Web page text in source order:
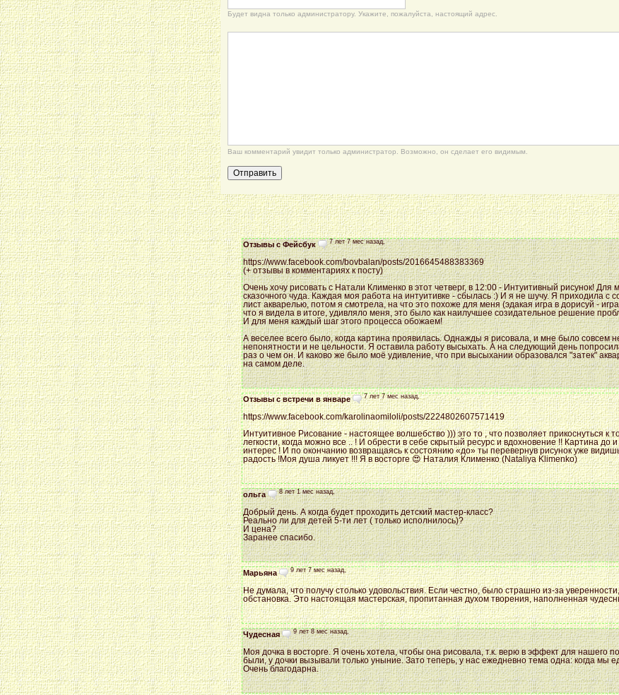
Будет видна только администратору. Укажите, пожалуйста, настоящий адрес.
Ваш комментарий увидит только администратор. Возможно, он сделает его видимым.
Отзывы с Фейсбук 7 лет 7 мес назад,
https://www.facebook.com/bovbalan/posts/2016645488383369
(+ отзывы в комментариях к посту)
Очень хочу рисовать с Натали Клименко в этот четверг, в 12:00 - Интуитивный рисунок!
сказочного чуда. Каждая моя работа на интуитивке - сбылась :) И я не шучу. Я приходила
лист акварелью, потом я смотрела, на что это похоже для меня (эдакая игра в дорисуй -
что я видела в итоге, удивляло меня, это было как наилучшее созидательное решение
И для меня каждый шаг этого процесса обожаем!
А веселее всего было, когда картина проявилась. Однажды я рисовала, и мне было совсем
непонятности и не цельности. Я оставила работу высыхать. А на следующий день
раз о чем он. И каково же было моё удивление, что при высыхании образовался "затек"
на самом деле.
Отзывы с встречи в январе 7 лет 7 мес назад,
https://www.facebook.com/karolinaomiloli/posts/2224802607571419
Интуитивное Рисование - настоящее волшебство ))) это то , что позволяет прикоснуться к
легкости, когда можно все .. ! И обрести в себе скрытый ресурс и вдохновение !! Картина
интерес ! И по окончанию возвращаясь к состоянию «до» ты перевернув рисунок уже
радость !Моя душа ликует !!! Я в восторге 😍 Наталия Клименко (Nataliya Klimenko)
ольга 8 лет 1 мес назад,
Добрый день. А когда будет проходить детский мастер-класс?
Реально ли для детей 5-ти лет ( только исполнилось)?
И цена?
Заранее спасибо.
Марьяна 9 лет 7 мес назад,
Не думала, что получу столько удовольствия. Если честно, было страшно из-за
обстановка. Это настоящая мастерская, пропитанная духом творения, наполненная
Чудесная 9 лет 8 мес назад,
Моя дочка в восторге. Я очень хотела, чтобы она рисовала, т.к. верю в эффект для нашего
были, у дочки вызывали только уныние. Зато теперь, у нас ежедневно тема одна: когда мы
Очень благодарна.